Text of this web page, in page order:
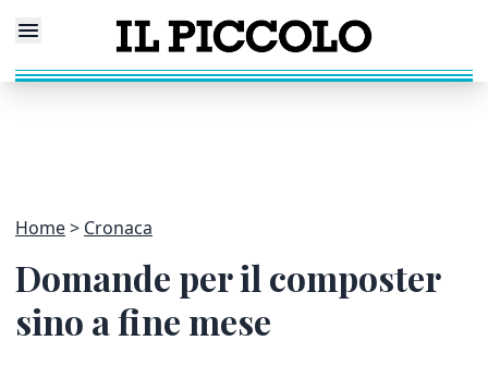
Home Cronaca
Domande per il composter
sino a fine mese